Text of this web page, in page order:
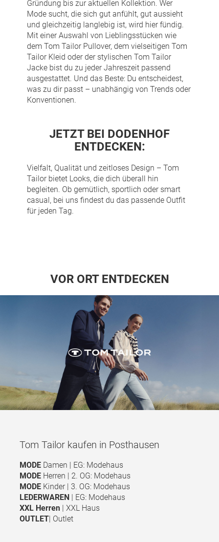
Gründung bis zur aktuellen Kollektion. Wer
Mode sucht, die sich gut anfühlt, gut aussieht
und gleichzeitig langlebig ist, wird hier fündig.
Mit einer Auswahl von Lieblingsstücken wie
dem Tom Tailor Pullover, dem vielseitigen Tom
Tailor Kleid oder der stylischen Tom Tailor
Jacke bist du zu jeder Jahreszeit passend
ausgestattet. Und das Beste: Du entscheidest,
was zu dir passt – unabhängig von Trends oder
Konventionen.
JETZT BEI DODENHOF
ENTDECKEN:
Vielfalt, Qualität und zeitloses Design – Tom
Tailorbietet Looks, die dich überall hin
begleiten. Ob gemütlich, sportlich oder smart
casual, bei uns findest du das passende Outfit
für jeden Tag.
VOR ORT ENTDECKEN
Tom Tailor kaufen in Posthausen
MODE Damen | EG: Modehaus
MODE Herren | 2. OG: Modehaus
MODE Kinder | 3. OG: Modehaus
LEDERWAREN | EG: Modehaus
XXL Herren | XXL Haus
OUTLET| Outlet